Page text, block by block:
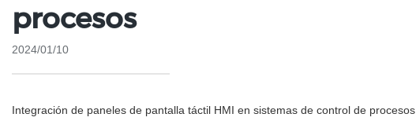
procesos
2024/01/10
Integración de paneles de pantalla táctil HMI en sistemas de control de procesos